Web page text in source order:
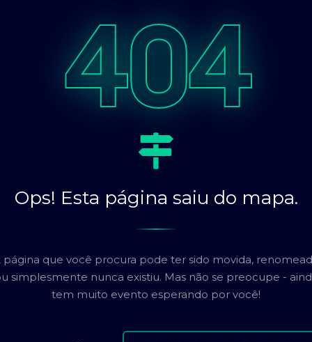
404
Ops! Esta página saiu do mapa.
página que você procura pode ter sido movida,
simplesmente nunca existiu. Mas não se preocupe -
tem muito evento esperando por você!